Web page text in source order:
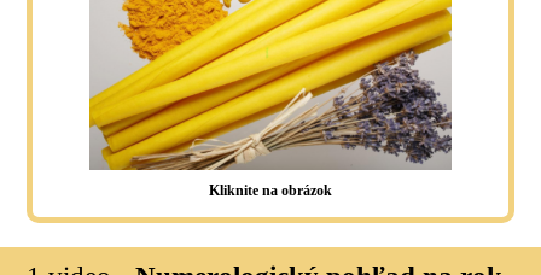
Kliknite na obrázok